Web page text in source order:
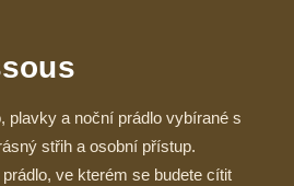
plavky a noční prádlo vybírané s
střih a osobní přístup.
ve kterém se budete cítit